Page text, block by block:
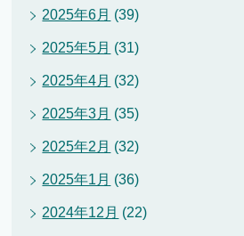
2025年6月 (39)
2025年5月 (31)
2025年4月 (32)
2025年3月 (35)
2025年2月 (32)
2025年1月 (36)
2024年12月 (22)